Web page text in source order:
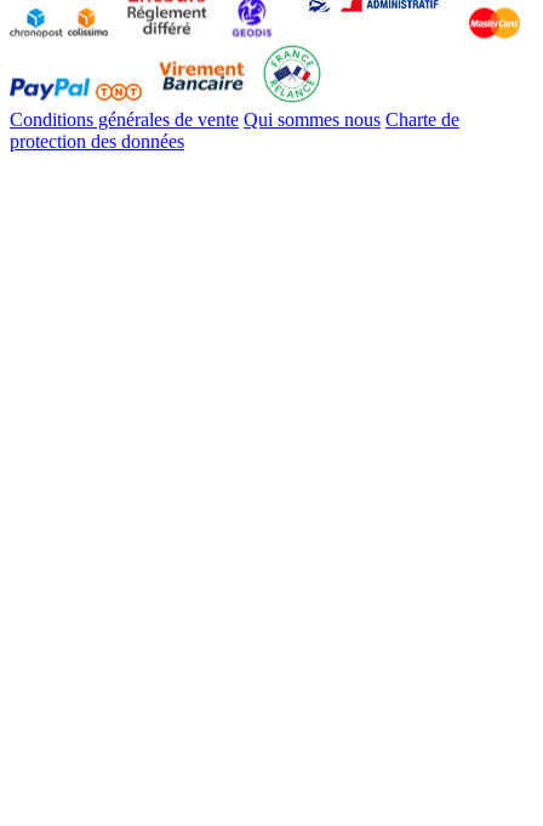
Conditions générales de vente Qui sommes nous Charte de
protection des données